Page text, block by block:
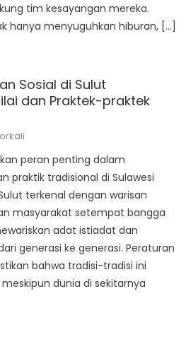
tim kesayangan mereka.
hanya menyuguhkan hiburan, […]
Sosial di Sulut
dan Praktek-praktek
peran penting dalam
praktik tradisional di Sulawesi
terkenal dengan warisan
masyarakat setempat bangga
adat istiadat dan
generasi ke generasi. Peraturan
bahwa tradisi-tradisi ini
dunia di sekitarnya